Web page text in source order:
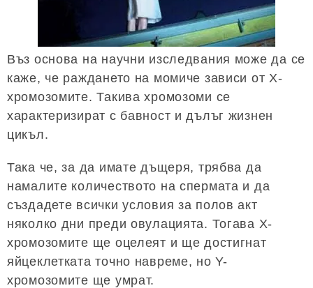
Въз основа на научни изследвания може да се
каже, че раждането на момиче зависи от Х-
хромозомите. Такива хромозоми се
характеризират с бавност и дълъг жизнен
цикъл.
Така че, за да имате дъщеря, трябва да
намалите количеството на спермата и да
създадете всички условия за полов акт
няколко дни преди овулацията. Тогава X-
хромозомите ще оцелеят и ще достигнат
яйцеклетката точно навреме, но Y-
хромозомите ще умрат.